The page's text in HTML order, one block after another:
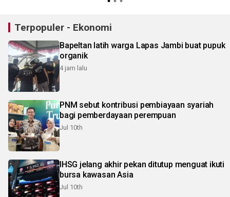
Terpopuler - Ekonomi
Bapeltan latih warga Lapas Jambi buat pupuk
organik
4 jam lalu
PNM sebut kontribusi pembiayaan syariah
bagi pemberdayaan perempuan
Jul 10th
IHSG jelang akhir pekan ditutup menguat ikuti
bursa kawasan Asia
Jul 10th